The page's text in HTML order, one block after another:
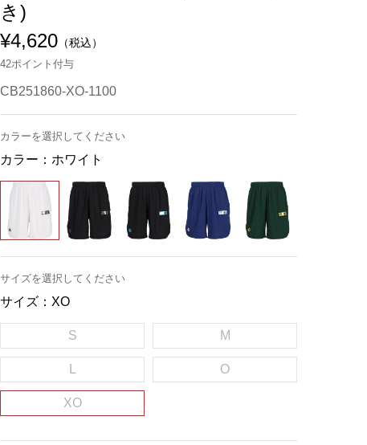
き)
¥4,620 （税込）
42ポイント付与
CB251860-XO-1100
カラーを選択してください
カラー： ホワイト
サイズを選択してください
サイズ： XO
S M
O
XO